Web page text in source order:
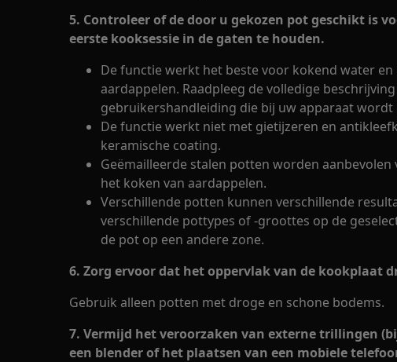
5. Controleer of de door u gekozen pot geschikt is
eerste kooksessie in de gaten te houden.
De functie werkt het beste voor kokend water en
aardappelen. Raadpleeg de volledige
gebruikershandleiding die bij uw apparaat wordt
De functie werkt niet met gietijzeren en
keramische coating.
Geëmailleerde stalen potten worden
het koken van aardappelen.
Verschillende potten kunnen verschillende
verschillende pottypes of -groottes op de
de pot op een andere zone.
6. Zorg ervoor dat het oppervlak van de kookplaat
Gebruik alleen potten met droge en schone bodems.
7. Vermijd het veroorzaken van externe trillingen
een blender of het plaatsen van een mobiele